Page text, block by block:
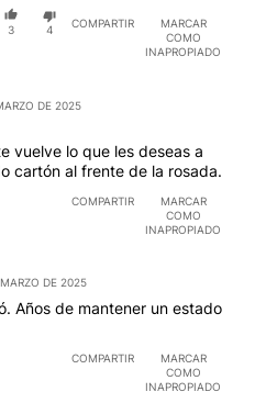
3 4
COMPARTIR
MARCAR
COMO
INAPROPIADO
DE 2025
vuelve lo que les deseas a
cartón al frente de la rosada.
COMPARTIR
MARCAR
COMO
INAPROPIADO
DE 2025
Años de mantener un estado
COMPARTIR
MARCAR
COMO
INAPROPIADO